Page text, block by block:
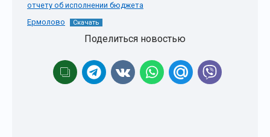
отчету об исполнении бюджета
Ермолово
Скачать
Поделиться новостью